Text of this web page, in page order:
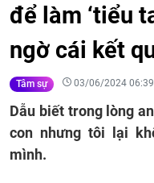
để làm ‘tiểu
ngờ cái kết
Tâm sự 03/06/2024 06:39
Dẫu biết trong lòng
con nhưng tôi lại
mình.